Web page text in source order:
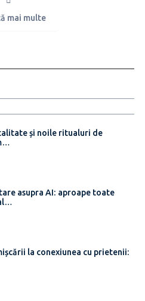
6
coșul
de
mai multe
și noile ritualuri de
asupra AI: aproape toate
la conexiunea cu prietenii: